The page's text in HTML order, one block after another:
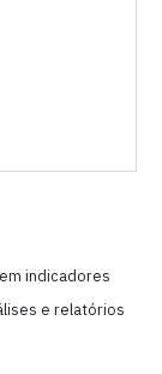
indicadores
e relatórios